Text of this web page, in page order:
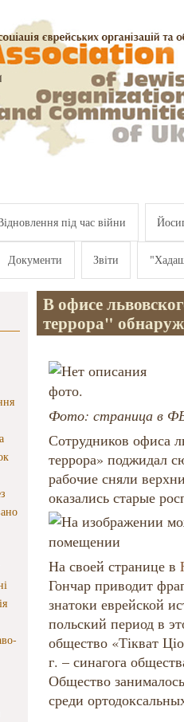
під час війни
Документи Звіти
В офисе
террора"
Фото: страница в
Сотрудников офиса
террора» поджидал
рабочие сняли
оказались старые
На своей странице в
Гончар приводит
знатоки еврейской
польский период в
общество «Тікват
г. – синагога
Общество
среди